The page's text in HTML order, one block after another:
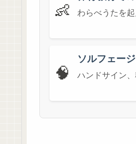
👶 わらべうたを
🧠
ソルフェー
ハンドサイン